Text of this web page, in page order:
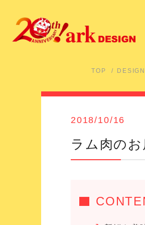
TOP DESIGN
2018/10/16
ラム肉の